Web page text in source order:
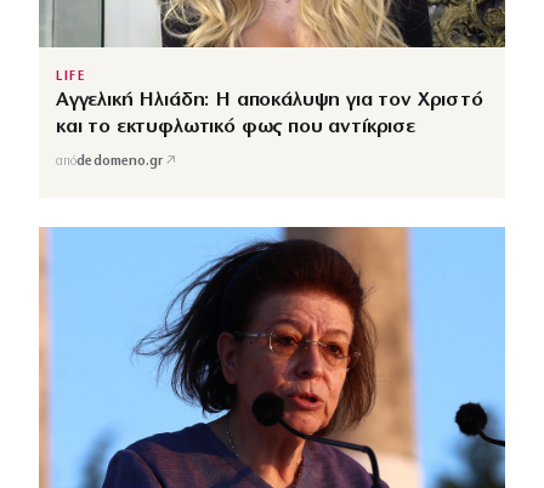
LIFE
Αγγελική Ηλιάδη: Η αποκάλυψη για τον Χριστό
και το εκτυφλωτικό φως που αντίκρισε
απόdedomeno.gr ↗